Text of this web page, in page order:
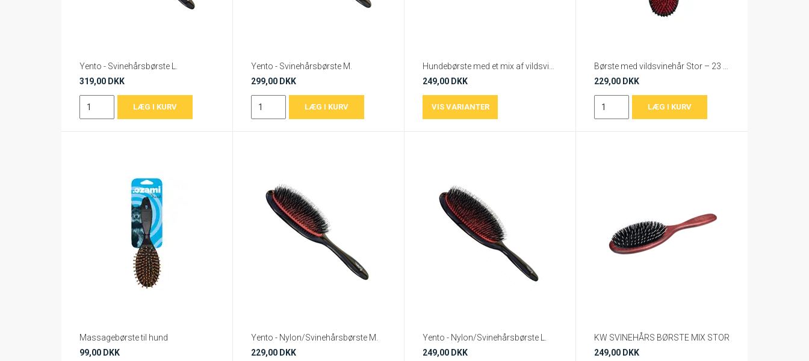
Yento - Svinehårsbørste L.
319,00 DKK
Yento - Svinehårsbørste M.
299,00 DKK
249,00 DKK
229,00 DKK
Massagebørste til hund
99,00 DKK
Yento - Nylon/Svinehårsbørste M.
229,00 DKK
Yento - Nylon/Svinehårsbørste L.
249,00 DKK
KW SVINEHÅRS BØRSTE MIX STOR
249,00 DKK